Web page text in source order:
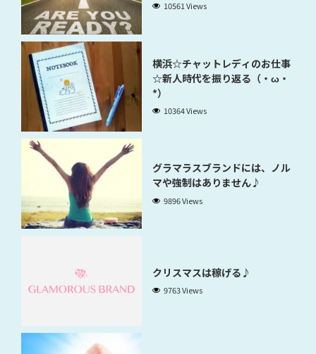
10561 Views
横浜☆チャットレディのお仕事
☆新人時代を振り返る（・ω・
*）
10364 Views
グラマラスブランドには、ノル
マや強制はありません♪
9896 Views
クリスマスは稼げる♪
9763 Views